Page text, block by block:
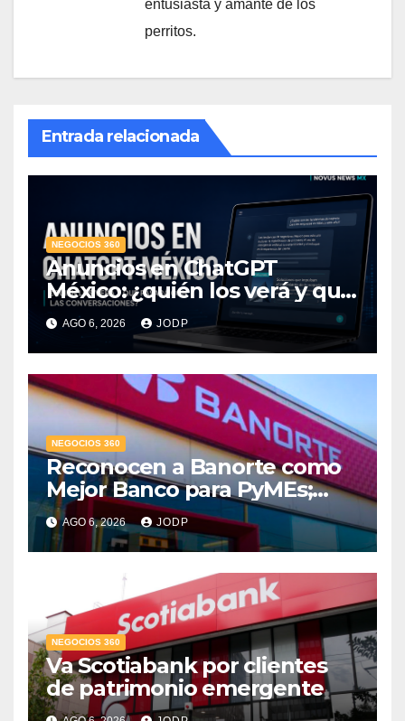
entusiasta y amante de los
perritos.
Entrada relacionada
NEGOCIOS 360
Anuncios en ChatGPT
México: ¿quién los verá y qué
pasará con las
conversaciones?
AGO 6, 2026 JODP
NEGOCIOS 360
Reconocen a Banorte como
Mejor Banco para PyMEs;
supera 14% del mercado
crediticio
AGO 6, 2026 JODP
NEGOCIOS 360
Va Scotiabank por clientes
de patrimonio emergente